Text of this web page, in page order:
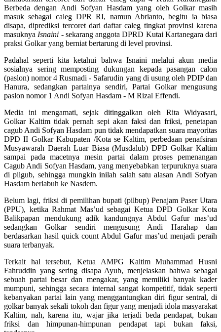
Berbeda dengan Andi Sofyan Hasdam yang oleh Golkar masih
masuk sebagai caleg DPR RI, namun Abrianto, begitu ia biasa
disapa, diprediksi tercoret dari daftar caleg tingkat provinsi karena
masuknya Isnaini - sekarang anggota DPRD Kutai Kartanegara dari
praksi Golkar yang berniat bertarung di level provinsi.
Padahal seperti kita ketahui bahwa Isnaini melalui akun media
sosialnya sering memposting dukungan kepada pasangan calon
(paslon) nomor 4 Rusmadi - Safarudin yang di usung oleh PDIP dan
Hanura, sedangkan partainya sendiri, Partai Golkar mengusung
paslon nomor 1 Andi Sofyan Hasdam - M Rizal Effendi.
Media ini mengamati, sejak ditinggalkan oleh Rita Widyasari,
Golkar Kaltim tidak pernah sepi akan faksi dan friksi, penetapan
cagub Andi Sofyan Hasdam pun tidak mendapatkan suara mayoritas
DPD II Golkar Kabupaten /Kota se Kaltim, perbedaan penafsiran
Musyawarah Daerah Luar Biasa (Musdalub) DPD Golkar Kaltim
sampai pada macetnya mesin partai dalam proses pemenangan
Cagub Andi Sofyan Hasdam, yang menyebabkan terpuruknya suara
di pilgub, sehingga mungkin inilah salah satu alasan Andi Sofyan
Hasdam berlabuh ke Nasdem.
Belum lagi, friksi di pemilihan bupati (pilbup) Penajam Paser Utara
(PPU), ketika Rahmat Mas’ud sebagai Ketua DPD Golkar Kota
Balikpapan mendukung adik kandungnya Abdul Gafur mas’ud
sedangkan Golkar sendiri mengusung Andi Harahap dan
berdasarkan hasil quick count Abdul Gafur mas’ud menjadi peraih
suara terbanyak.
Terkait hal tersebut, Ketua AMPG Kaltim Muhammad Husni
Fahruddin yang sering disapa Ayub, menjelaskan bahwa sebagai
sebuah partai besar dan mengakar, yang memiliki banyak kader
mumpuni, sehingga secara internal sangat kompetitif, tidak seperti
kebanyakan partai lain yang menggantungkan diri figur sentral, di
golkar banyak sekali tokoh dan figur yang menjadi idola masyarakat
Kaltim, nah, karena itu, wajar jika terjadi beda pendapat, bukan
friksi dan himpunan-himpunan pendapat tapi bukan faksi,